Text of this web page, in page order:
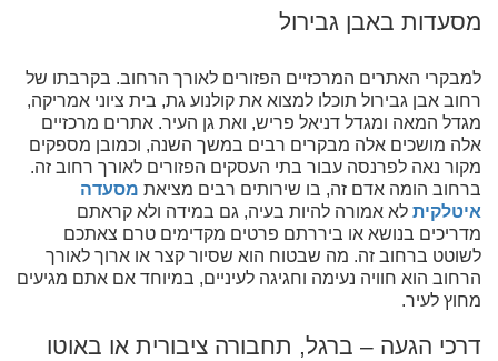
מסעדות באבן גבירול
למבקרי האתרים המרכזיים הפזורים לאורך הרחוב. בקרבתו של
רחוב אבן גבירול תוכלו למצוא את קולנוע גת, בית ציוני אמריקה,
מגדל המאה ומגדל דניאל פריש, ואת גן העיר. אתרים מרכזיים
אלה מושכים אלה מבקרים רבים במשך השנה, וכמובן מספקים
מקור נאה לפרנסה עבור בתי העסקים הפזורים לאורך רחוב זה.
ברחוב הומה אדם זה, בו שירותים רבים מציאת מסעדה
איטלקית לא אמורה להיות בעיה, גם במידה ולא קראתם
מדריכים בנושא או ביררתם פרטים מקדימים טרם צאתכם
לשוטט ברחוב זה. מה שבטוח הוא שסיור קצר או ארוך לאורך
הרחוב הוא חוויה נעימה וחגיגה לעיניים, במיוחד אם אתם מגיעים
מחוץ לעיר.
דרכי הגעה – ברגל, תחבורה ציבורית או באוטו